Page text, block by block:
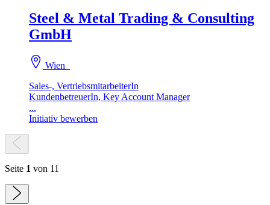
Steel & Metal Trading & Consulting
GmbH
Wien
Sales-, VertriebsmitarbeiterIn
KundenbetreuerIn, Key Account Manager
...
Initiativ bewerben
Seite 1 von 11